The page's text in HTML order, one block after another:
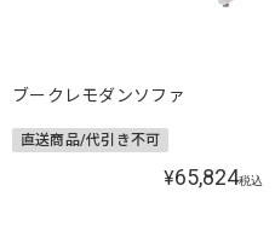
ブークレモダンソファ
直送商品/代引き不可
¥65,824税込